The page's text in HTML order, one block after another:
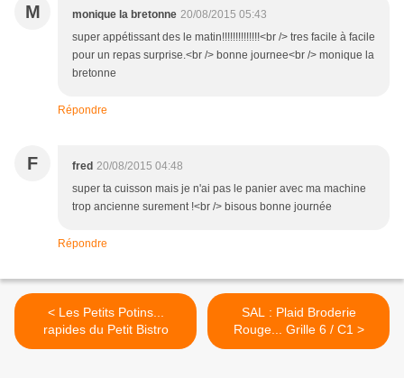
M monique la bretonne 20/08/2015 05:43
super appétissant des le matin!!!!!!!!!!!!!!<br /> tres facile à facile
pour un repas surprise.<br /> bonne journee<br /> monique la
bretonne
Répondre
F fred 20/08/2015 04:48
super ta cuisson mais je n'ai pas le panier avec ma machine
trop ancienne surement !<br /> bisous bonne journée
Répondre
< Les Petits Potins...
rapides du Petit Bistro
SAL : Plaid Broderie
Rouge... Grille 6 / C1 >